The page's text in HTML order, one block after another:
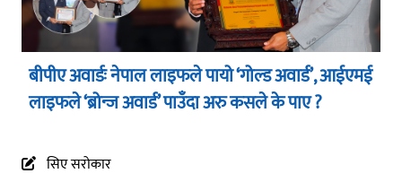
बीपीए अवार्डः नेपाल लाइफले पायो ‘गोल्ड अवार्ड’, आईएमई
लाइफले ‘ब्रोन्ज अवार्ड’ पाउँदा अरु कसले के पाए ?
सिए सरोकार